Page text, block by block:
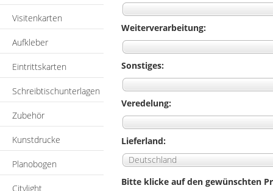
Visitenkarten
Aufkleber
Eintrittskarten
Schreibtischunterlagen
Zubehör
Kunstdrucke
Planobogen
Citylight
Weiterverarbeitung:
Sonstiges:
Veredelung:
Lieferland:
Deutschland
Bitte klicke auf den gewünschten